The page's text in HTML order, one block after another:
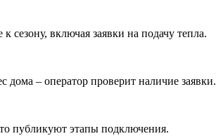
включая заявки на подачу тепла.
– оператор проверит наличие заявки.
публикуют этапы подключения.